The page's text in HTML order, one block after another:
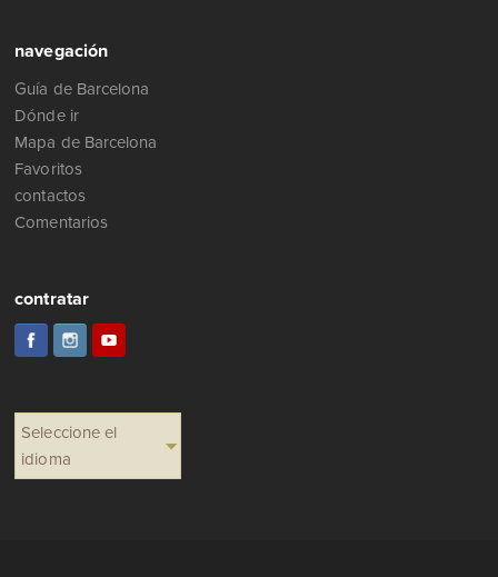
navegación
Guía de Barcelona
Dónde ir
Mapa de Barcelona
Favoritos
contactos
Comentarios
contratar
Seleccione el
idioma